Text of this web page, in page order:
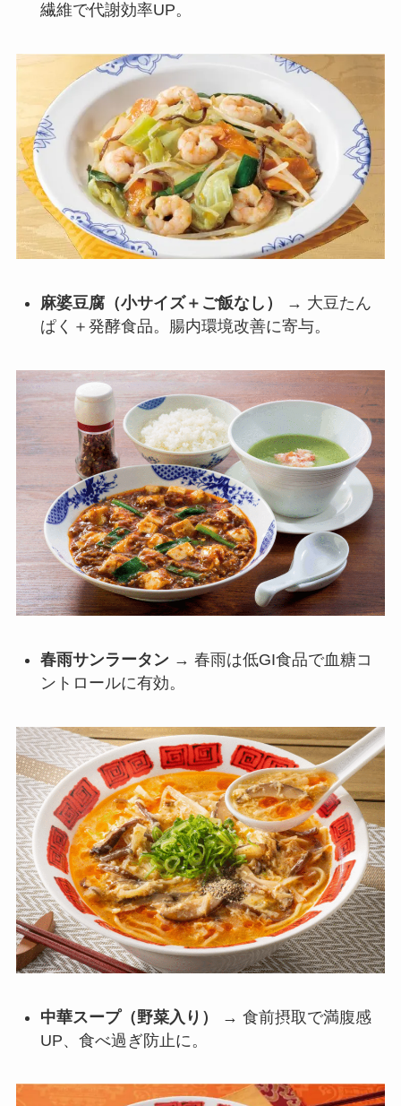
繊維で代謝効率UP。
麻婆豆腐（小サイズ＋ご飯なし）
→ 大豆たん
ぱく＋発酵食品。腸内環境改善に寄与。
春雨サンラータン→ 春雨は低GI食品で血糖コ
ントロールに有効。
中華スープ（野菜入り）
→ 食前摂取で満腹感
UP、食べ過ぎ防止に。